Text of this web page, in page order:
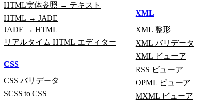
HTML実体参照 → テキスト
HTML → JADE
JADE → HTML
リアルタイム HTML エディター
CSS
CSS バリデータ
SCSS to CSS
XML
XML 整形
XML バリデータ
XML ビューア
RSS ビューア
OPML ビューア
MXML ビューア